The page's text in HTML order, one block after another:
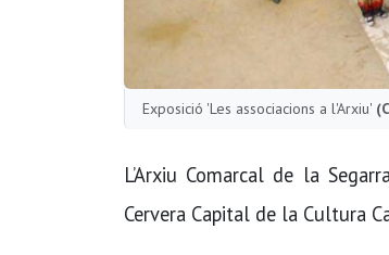
Exposició 'Les associacions a l'Arxiu'
L’Arxiu Comarcal de la
Cervera Capital de la Cultura